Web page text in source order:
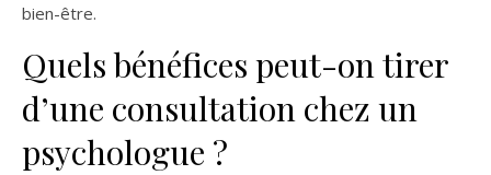
bien-être.
Quels bénéfices peut-on tirer
d’une consultation chez un
psychologue ?